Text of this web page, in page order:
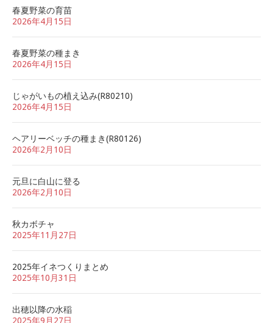
春夏野菜の育苗
2026年4月15日
春夏野菜の種まき
2026年4月15日
じゃがいもの植え込み(R80210)
2026年4月15日
ヘアリーベッチの種まき(R80126)
2026年2月10日
元旦に白山に登る
2026年2月10日
秋カボチャ
2025年11月27日
2025年イネつくりまとめ
2025年10月31日
出穂以降の水稲
2025年9月27日